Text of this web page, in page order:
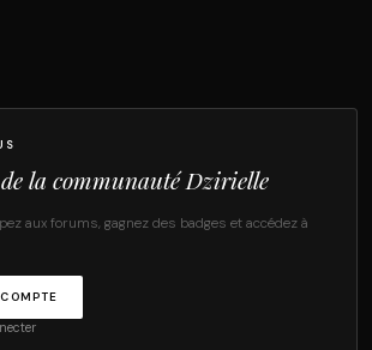
la communauté Dzirielle
aux forums, gagnez des badges et accédez à